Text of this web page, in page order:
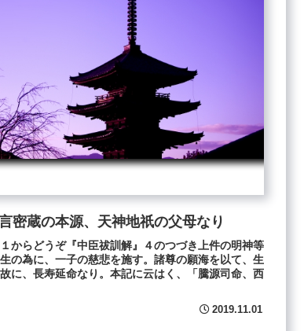
密蔵の本源、天神地祇の父母なり
からどうぞ『中臣祓訓解』４のつづき上件の明神等
の為に、一子の慈悲を施す。諸尊の願海を以て、生
に、長寿延命なり。本記に云はく、「騰源司命、西
2019.11.01